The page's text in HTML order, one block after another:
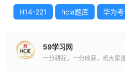
H14-221 hcia题库 华为
59学习网
一分耕耘，一分收获，祝大家